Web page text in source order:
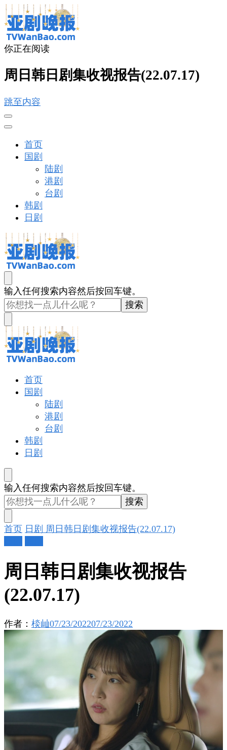
你正在阅读
周日韩日剧集收视报告(22.07.17)
跳至内容
首页
国剧
陆剧
港剧
台剧
韩剧
日剧
亚剧晚报
戏里戏外看亚洲
找
什
么
东
西
吗?
输入任何搜索内容然后按回车键。
亚剧晚报
戏里戏外看亚洲
首页
国剧
陆剧
港剧
台剧
韩剧
日剧
找
什
么
东
西
吗?
输入任何搜索内容然后按回车键。
首页 日剧 周日韩日剧集收视报告(22.07.17)
周日韩日剧集收视报告
(22.07.17)
作者： 棪屾07/23/202207/23/2022